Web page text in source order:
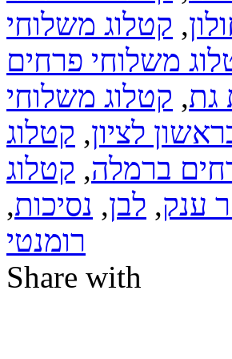
, קטלוג משלוחי
משלוחי פרחים
גת, קטלוג משלוחי
לציון, קטלוג
ברמלה, קטלוג
ענק, לבן, נסיכות,
רומנטי
Share with